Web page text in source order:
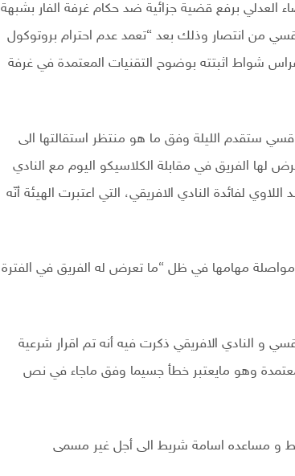
العدلي برفع قضية جزائية ضد حكام غرفة الفار بشبهة
من انتصار وذلك بعد “تعمد عدم احترام بروتوكول
شواط اثبتته بوضوح التقنيات المعتمدة في غرفة
ستقدم الليلة وفق ما هو منتظر استقالتها الى
لها الفريق في مقابلة الكلاسيكو اليوم مع النادي
لفائدة النادي الافريقي، التي اعتبرت الهيئة أنّه
مواصلة مهامها في ظل “ما تعرض له الفريق في الفترة
و النادي الافريقي ذكرت فيه أنه تم اقرار شرعية
وهو مايعتبر خطأ جسيما وفق ماجاء في نص
و مساعده اسامة شريط الى أجل غير مسمى